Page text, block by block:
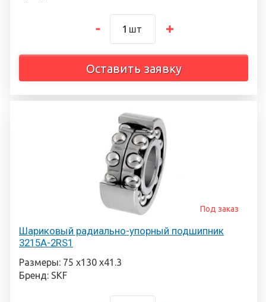
шт
Оставить заявку
Шариковый радиально-упорный подшипник
3215A-2RS1
Под заказ
Размеры: 75 х130 х41.3
Бренд: SKF